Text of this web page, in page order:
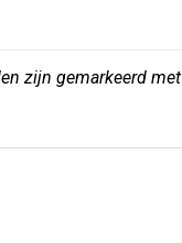
zijn gemarkeerd met